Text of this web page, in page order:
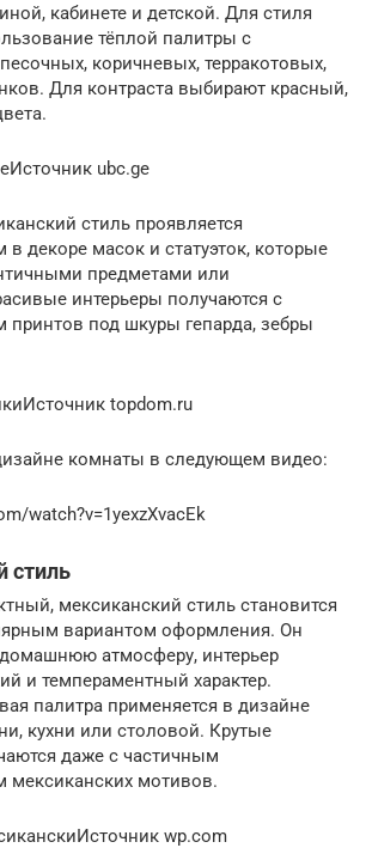
кабинете и детской. Для стиля
тёплой палитры с
коричневых, терракотовых,
Для контраста выбирают красный,
ubc.ge
стиль проявляется
декоре масок и статуэток, которые
предметами или
интерьеры получаются с
принтов под шкуры гепарда, зебры
topdom.ru
комнаты в следующем видео:
watch?v=1yexzXvacEk
стиль
мексиканский стиль становится
вариантом оформления. Он
атмосферу, интерьер
и темпераментный характер.
палитра применяется в дизайне
кухни или столовой. Крутые
даже с частичным
мексиканских мотивов.
wp.com